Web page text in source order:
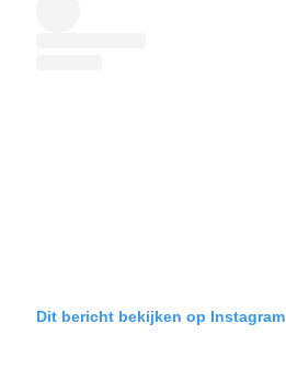
Dit bericht bekijken op Instagram